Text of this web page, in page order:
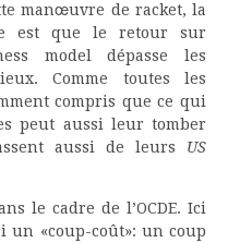
manœuvre de racket, la
est que le retour sur
model dépasse les
Comme toutes les
compris que ce qui
peut aussi leur tomber
aussi de leurs US
le cadre de l’OCDE. Ici
un «coup-coût»: un coup